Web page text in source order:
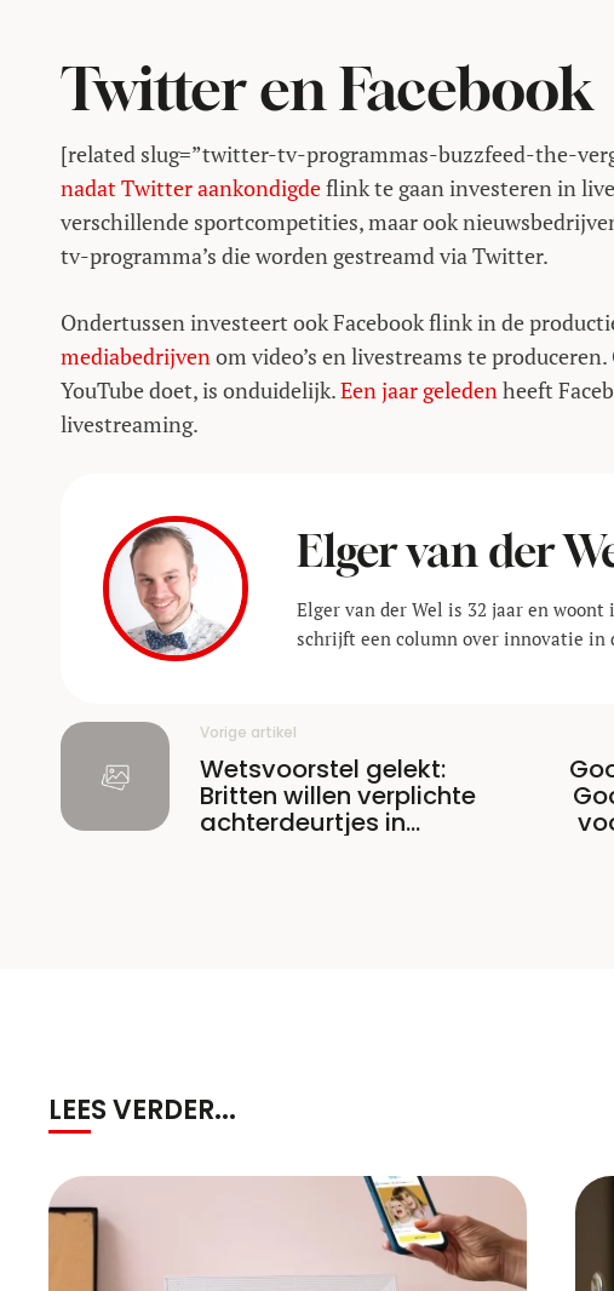
Twitter en Facebook
[related slug=”twitter-tv-programmas-buzzfeed-the-
nadat Twitter aankondigdeflink te gaan investeren in
verschillende sportcompetities, maar ook
tv-programma’s die worden gestreamd via Twitter.
Ondertussen investeert ook Facebook flink in de
mediabedrijven om video’s en livestreams te
YouTube doet, is onduidelijk.Een jaar geleden heeft
livestreaming.
Elger van der
Elger van der Wel is 32 jaar en
schrijft een column over innovatie in
Vorige artikel
Wetsvoorstel gelekt:
Britten willen verplichte
achterdeurtjes in
LEES VERDER...